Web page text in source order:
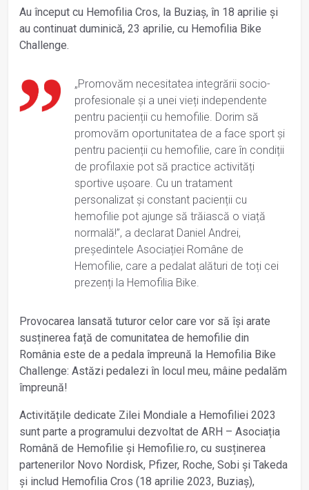
Au început cu Hemofilia Cros, la Buziaș, în 18 aprilie și
au continuat duminică, 23 aprilie, cu Hemofilia Bike
Challenge.
„Promovăm necesitatea integrării socio-
profesionale și a unei vieți independente
pentru pacienții cu hemofilie. Dorim să
promovăm oportunitatea de a face sport și
pentru pacienții cu hemofilie, care în condiții
de profilaxie pot să practice activități
sportive ușoare. Cu un tratament
personalizat și constant pacienții cu
hemofilie pot ajunge să trăiască o viață
normală!”, a declarat Daniel Andrei,
președintele Asociației Române de
Hemofilie, care a pedalat alături de toți cei
prezenți la Hemofilia Bike.
Provocarea lansată tuturor celor care vor să își arate
susținerea față de comunitatea de hemofilie din
România este de a pedala împreună la Hemofilia Bike
Challenge: Astăzi pedalezi în locul meu, mâine pedalăm
împreună!
Activitățile dedicate Zilei Mondiale a Hemofiliei 2023
sunt parte a programului dezvoltat de ARH – Asociația
Română de Hemofilie și Hemofilie.ro, cu susținerea
partenerilor Novo Nordisk, Pfizer, Roche, Sobi și Takeda
și includ Hemofilia Cros (18 aprilie 2023, Buziaș),